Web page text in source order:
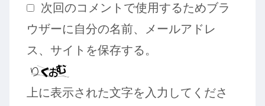
次回のコメントで使用するためブラ
ウザーに自分の名前、メールアドレ
ス、サイトを保存する。
上に表示された文字を入力してくださ